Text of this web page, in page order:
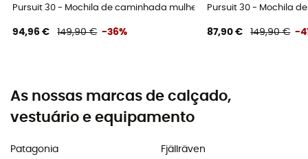
Pursuit 30 - Mochila de caminhada mulher
94,96 € 149,90 € -36%
Pursuit 30 - Mochila
87,90 € 149,90 € -
As nossas marcas de calçado,
vestuário e equipamento
Patagonia
Fjällräven